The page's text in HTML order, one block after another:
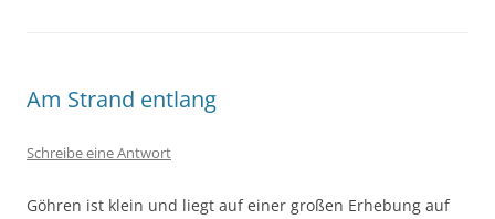
Am Strand entlang
Schreibe eine Antwort
Göhren ist klein und liegt auf einer großen Erhebung auf